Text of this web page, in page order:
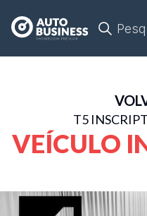
T5
VEÍCULO